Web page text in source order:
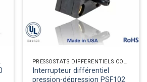
CÔTÉ AIR PRESSOSTATS DIFFÉRENTIELS CÔTÉ AIR
Interrupteur différentiel
pression-dépression PSF102